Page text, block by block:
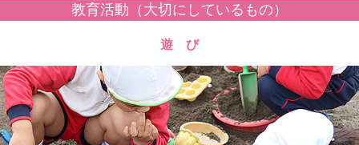
教育活動（大切にしているもの）
遊 び